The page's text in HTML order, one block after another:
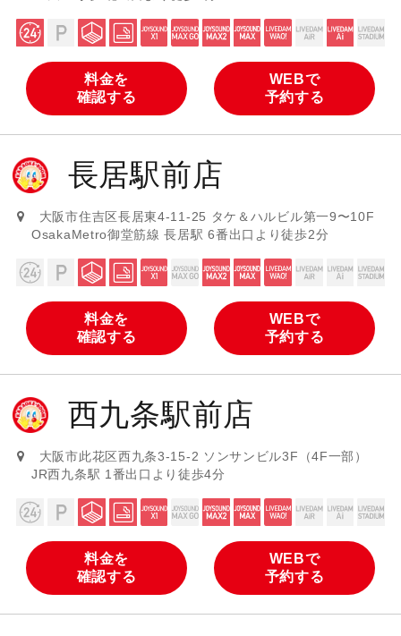
料金を
確認する
WEBで
予約する
長居駅前店
大阪市住吉区長居東4-11-25 タケ＆ハルビル第一9〜10F
OsakaMetro御堂筋線 長居駅 6番出口より徒歩2分
料金を
確認する
WEBで
予約する
西九条駅前店
大阪市此花区西九条3-15-2 ソンサンビル3F（4F一部）
JR西九条駅 1番出口より徒歩4分
料金を
確認する
WEBで
予約する